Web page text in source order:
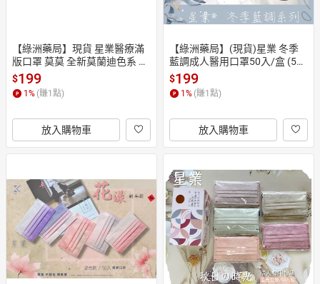
【綠洲藥局】現貨 星業醫療滿
版口罩 莫莫 全新莫蘭迪色系 五
色各10片(50入/盒)
$199
1% (賺1點)
放入購物車
【綠洲藥局】(現貨)星業 冬季
藍調成人醫用口罩50入/盒 (5款
各10入)
$199
1% (賺1點)
放入購物車